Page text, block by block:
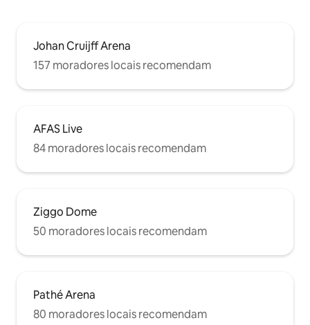
Johan Cruijff Arena
157 moradores locais recomendam
AFAS Live
84 moradores locais recomendam
Ziggo Dome
50 moradores locais recomendam
Pathé Arena
80 moradores locais recomendam